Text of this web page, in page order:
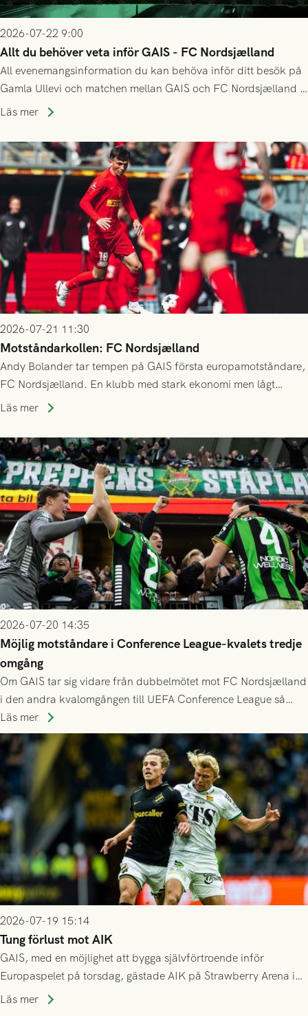
2026-07-22 9:00
Allt du behöver veta inför GAIS - FC Nordsjælland
All evenemangsinformation du kan behöva inför ditt besök på
Gamla Ullevi och matchen mellan GAIS och FC Nordsjælland i
kvalet till Conference League! Avspark kl 19.00 på torsdag
Läs mer
2026-07-21 11:30
Motståndarkollen: FC Nordsjælland
Andy Bolander tar tempen på GAIS första europamotståndare,
FC Nordsjælland. En klubb med stark ekonomi men lågt
publiksnitt, ett lag med både kollektiv styrka och individuell
Läs mer
2026-07-20 14:35
Möjlig motståndare i Conference League-kvalets tredje
omgång
Om GAIS tar sig vidare från dubbelmötet mot FC Nordsjælland
i den andra kvalomgången till UEFA Conference League så
spelas den tredje kvalomgången kort därpå. Motståndare blir
då vinnaren i mötet mellan isländska Valur och HŠK Zrinjski
Mostar från Bosnien och Hercegovina.
Läs mer
2026-07-19 15:14
Tung förlust mot AIK
GAIS, med en möjlighet att bygga självförtroende inför
Europaspelet på torsdag, gästade AIK på Strawberry Arena i
Stockholm . Men trots konstant hotande i första halvlek av
Läs mer